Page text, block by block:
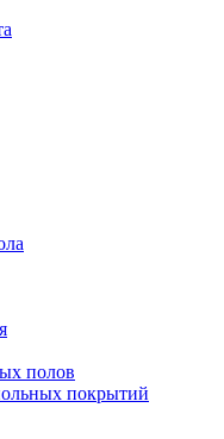
полов
покрытий